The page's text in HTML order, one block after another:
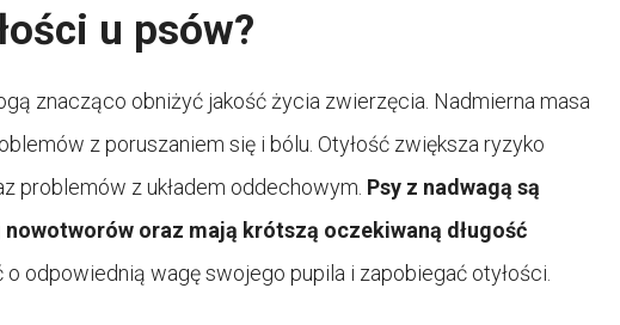
u psów?
znacząco obniżyć jakość życia zwierzęcia. Nadmierna masa
z poruszaniem się i bólu. Otyłość zwiększa ryzyko
problemów z układem oddechowym. Psy z nadwagą są
oraz mają krótszą oczekiwaną długość
odpowiednią wagę swojego pupila i zapobiegać otyłości.